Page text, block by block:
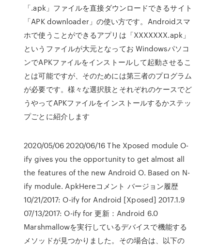
「.apk」ファイルを直接ダウンロードできるサイト
「APK downloader」の使い方です。Androidスマ
ホで使うことができるアプリは「XXXXXXX.apk」
というファイルが大元となってお Windowsパソコ
ンでAPKファイルをインストールして起動させるこ
とは可能ですが、そのためには第三者のプログラム
が必要です。様々な選択肢とそれぞれのケースでど
うやってAPKファイルをインストールするかステッ
プごとに紹介します
2020/05/06 2020/06/16 The Xposed module O-
ify gives you the opportunity to get almost all
the features of the new Android O. Based on N-
ify module. ApkHereコメント バージョン履歴
10/21/2017: O-ify for Android [Xposed] 2017.1.9
07/13/2017: O-ify for 更新：Android 6.0
Marshmallowを実行しているデバイスで機能する
メソッドが見つかりました。その場合は、以下の